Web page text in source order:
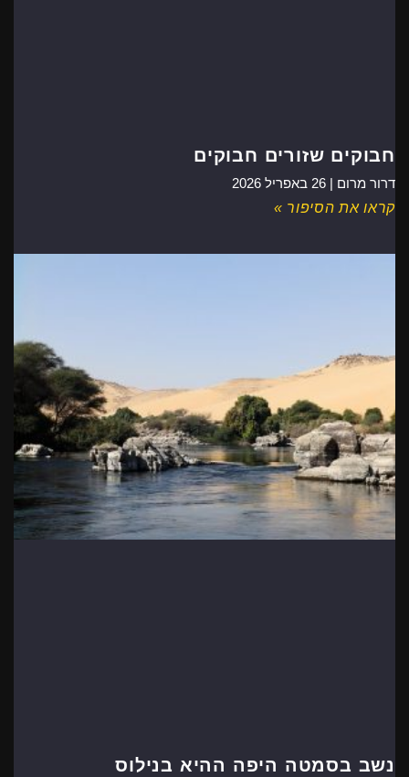
חבוקים שזורים חבוקים
דרור מרום | 26 באפריל 2026
קראו את הסיפור »
נשב בסמטה היפה ההיא בנילוס